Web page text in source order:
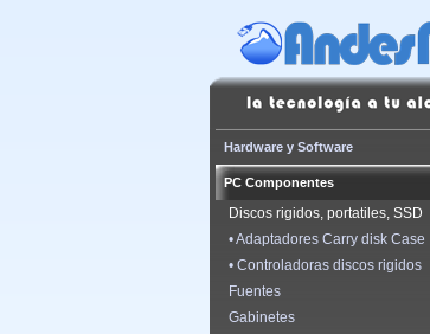
Hardware y Software
PC Componentes
Discos rigidos, portatiles, SSD
• Adaptadores Carry disk Case
• Controladoras discos rigidos
Fuentes
Gabinetes